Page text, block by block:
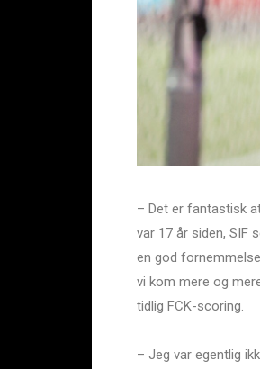
– Det er fantastisk
var 17 år siden, SIF
en god
vi kom mere og
tidlig FCK-scoring.
– Jeg var egentlig